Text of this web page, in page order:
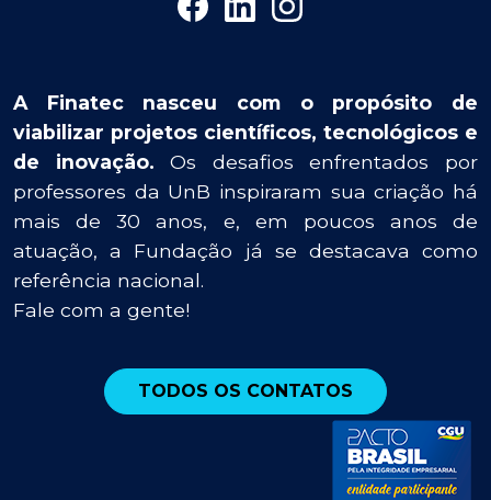
A Finatec nasceu com o propósito de
viabilizar projetos científicos, tecnológicos e
de inovação. Os desafios enfrentados por
professores da UnB inspiraram sua criação há
mais de 30 anos, e, em poucos anos de
atuação, a Fundação já se destacava como
referência nacional.
Fale com a gente!
TODOS OS CONTATOS